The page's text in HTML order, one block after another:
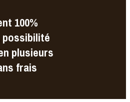
100%
plusieurs
frais